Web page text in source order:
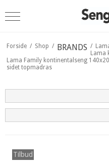
Forside / Shop / BRANDS /
Lama
Lama Family kontinentalseng
sidet topmadras
Tilbud